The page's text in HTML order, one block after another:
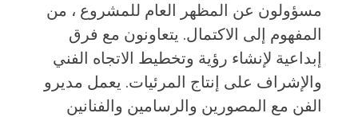
مسؤولون عن المظهر العام للمشروع ، من
المفهوم إلى الاكتمال. يتعاونون مع فرق
إبداعية لإنشاء رؤية وتخطيط الاتجاه الفني
والإشراف على إنتاج المرئيات. يعمل مديرو
الفن مع المصورين والرسامين والفنانين